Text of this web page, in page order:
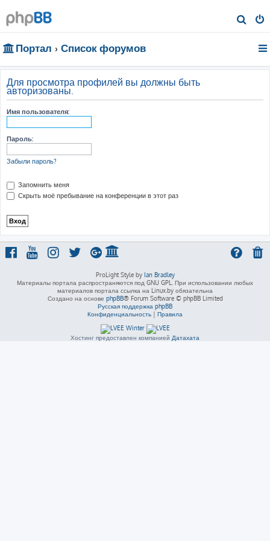
о
Портал Список форумов
Для просмотра профилей вы должны быть
авторизованы.
Имя пользователя:
Пароль:
Забыли пароль?
Запомнить меня
Скрыть моё пребывание на конференции в этот раз
ProLight Style by Ian Bradley
Материалы портала распространяются под GNU GPL. При использовании любых
материалов портала ссылка на Linux.by обязательна
Создано на основе phpBB® Forum Software © phpBB Limited
Русская поддержка phpBB
Конфиденциальность | Правила
Хостинг предоставлен компанией Датахата